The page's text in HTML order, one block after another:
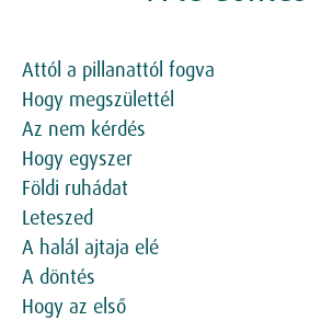
Attól a pillanattól fogva
Hogy megszülettél
Az nem kérdés
Hogy egyszer
Földi ruhádat
Leteszed
A halál ajtaja elé
A döntés
Hogy az első